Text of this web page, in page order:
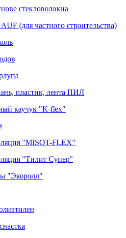
стекловолокна
(для частного строительства)
пластик, лента ПИЛ
каучук "K-flex"
"MISOT-FLEX"
"Тилит Супер"
"Экоролл"